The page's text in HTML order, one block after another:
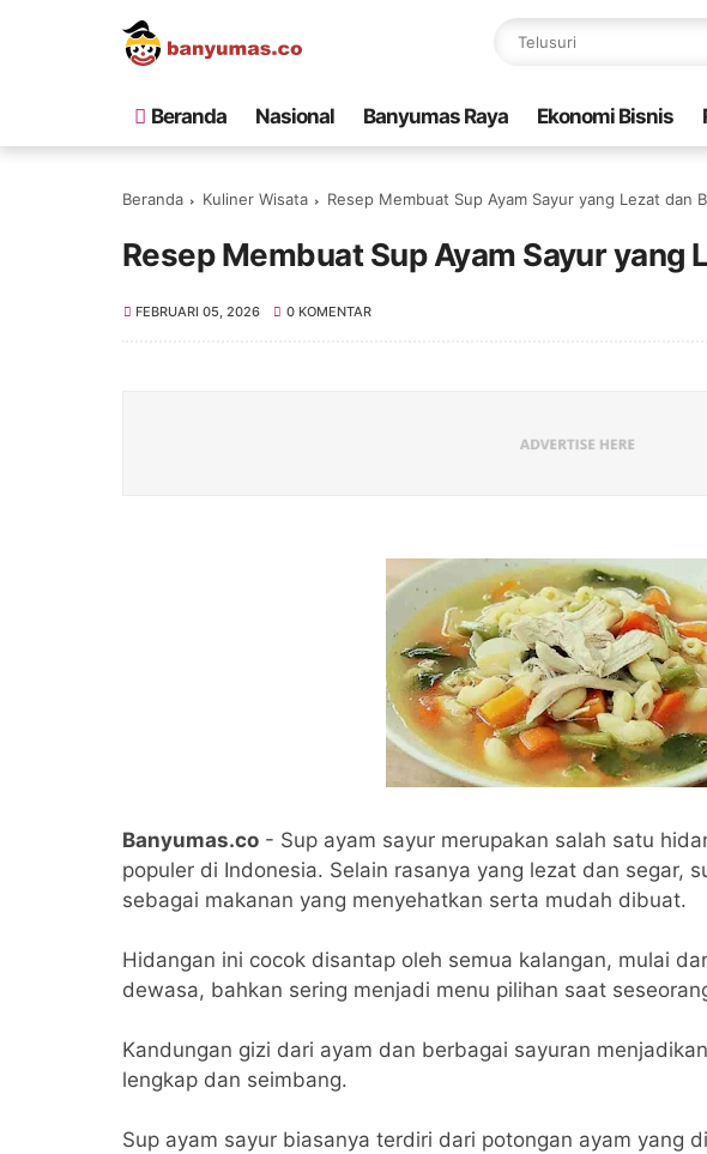
Beranda Nasional Banyumas Raya Ekonomi Bisnis
Beranda Kuliner Wisata Resep Membuat Sup Ayam Sayur yang Lezat dan
Resep Membuat Sup Ayam Sayur yang
FEBRUARI 05, 2026 0 KOMENTAR
Banyumas.co - Sup ayam sayur merupakan salah satu
populer di Indonesia. Selain rasanya yang lezat dan segar,
sebagai makanan yang menyehatkan serta mudah dibuat.
Hidangan ini cocok disantap oleh semua kalangan, mulai
dewasa, bahkan sering menjadi menu pilihan saat
Kandungan gizi dari ayam dan berbagai sayuran
lengkap dan seimbang.
Sup ayam sayur biasanya terdiri dari potongan ayam yang